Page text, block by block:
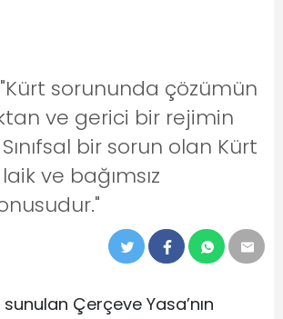
"Kürt sorununda çözümün
ve gerici bir rejimin
bir sorun olan Kürt
ve bağımsız
Çerçeve Yasa’nın